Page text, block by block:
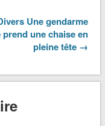
Une gendarme
prend une chaise en
pleine tête →